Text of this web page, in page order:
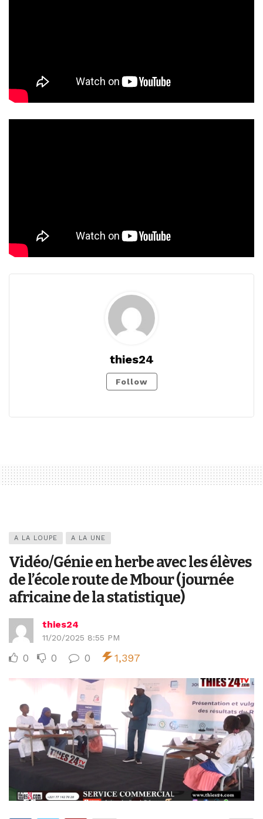
thies24
Follow
A LA LOUPE A LA UNE
Vidéo/Génie en herbe avec les élèves
de l’école route de Mbour (journée
africaine de la statistique)
thies24
11/20/2025 8:55 PM
0 0 0 1,397